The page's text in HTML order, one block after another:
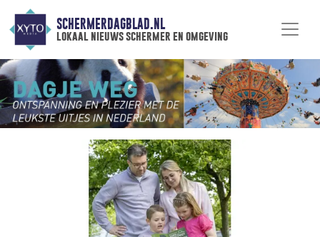
SCHERMERDAGBLAD.NL
lokaal nieuws schermer en omgeving